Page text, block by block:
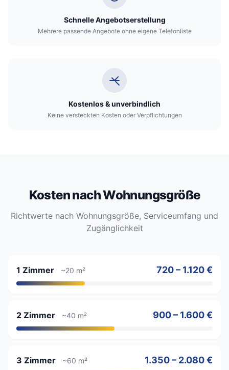
Schnelle Angebotserstellung
Mehrere passende Angebote ohne eigene Telefonliste
Kostenlos & unverbindlich
Keine versteckten Kosten oder Verpflichtungen
Kosten nach Wohnungsgröße
Richtwerte nach Wohnungsgröße, Serviceumfang und
Zugänglichkeit
1 Zimmer ~20 m² 720 – 1.120 €
2 Zimmer ~40 m² 900 – 1.600 €
3 Zimmer ~60 m² 1.350 – 2.080 €